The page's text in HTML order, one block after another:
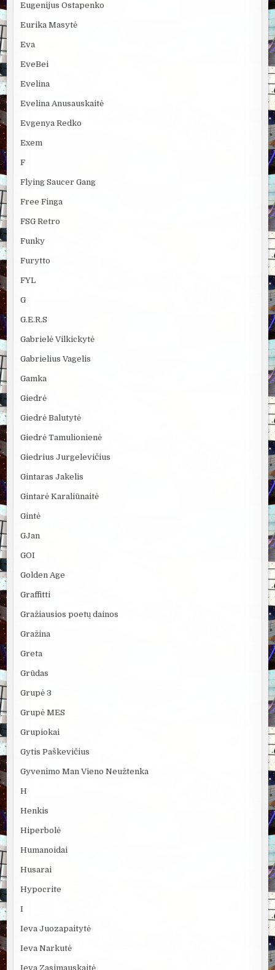
Eugenijus Ostapenko
Eurika Masytė
Eva
EveBei
Evelina
Evelina Anusauskaitė
Evgenya Redko
Exem
F
Flying Saucer Gang
Free Finga
FSG Retro
Funky
Furytto
FYL
G
G.E.R.S
Gabrielė Vilkickytė
Gabrielius Vagelis
Gamka
Giedrė
Giedrė Balutytė
Giedrė Tamulionienė
Giedrius Jurgelevičius
Gintaras Jakelis
Gintarė Karaliūnaitė
Gintė
GJan
GOI
Golden Age
Graffitti
Gražiausios poetų dainos
Gražina
Greta
Grūdas
Grupė 3
Grupė MES
Grupiokai
Gytis Paškevičius
Gyvenimo Man Vieno Neužtenka
H
Henkis
Hiperbolė
Humanoidai
Husarai
Hypocrite
I
Ieva Juozapaitytė
Ieva Narkutė
Ieva Zasimauskaitė